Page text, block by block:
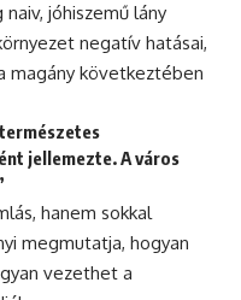
jóhiszemű lány
negatív hatásai,
magány következtében
jellemezte. A város
hanem sokkal
megmutatja, hogyan
vezethet a